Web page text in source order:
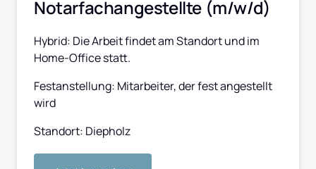
Notarfachangestellte (m/w/d)
Hybrid: Die Arbeit findet am Standort und im
Home-Office statt.
Festanstellung: Mitarbeiter, der fest angestellt
wird
Standort: Diepholz